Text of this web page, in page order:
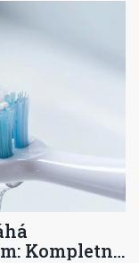
Kompletní